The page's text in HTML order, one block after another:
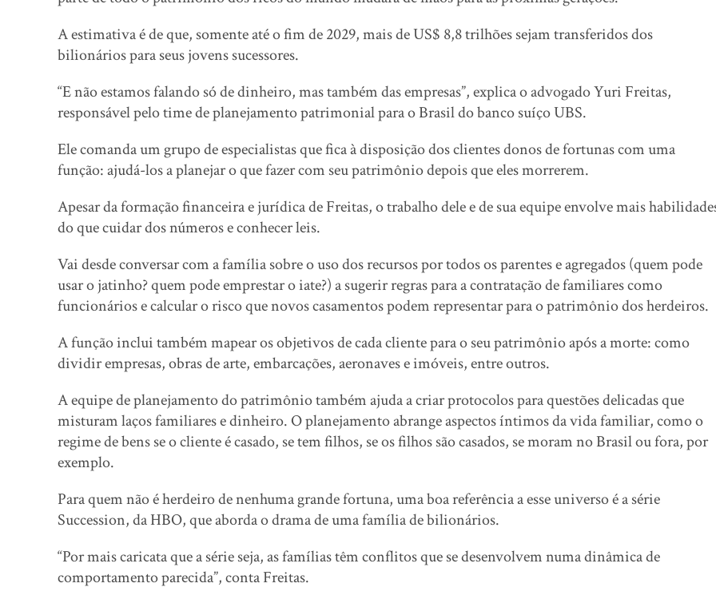
A estimativa é de que, somente até o fim de 2029, mais de US$ 8,8 trilhões sejam transferidos dos
bilionários para seus jovens sucessores.
“E não estamos falando só de dinheiro, mas também das empresas”, explica o advogado Yuri Freitas,
responsável pelo time de planejamento patrimonial para o Brasil do banco suíço UBS.
Ele comanda um grupo de especialistas que fica à disposição dos clientes donos de fortunas com uma
função: ajudá-los a planejar o que fazer com seu patrimônio depois que eles morrerem.
Apesar da formação financeira e jurídica de Freitas, o trabalho dele e de sua equipe envolve mais
do que cuidar dos números e conhecer leis.
Vai desde conversar com a família sobre o uso dos recursos por todos os parentes e agregados (quem pode
usar o jatinho? quem pode emprestar o iate?) a sugerir regras para a contratação de familiares como
funcionários e calcular o risco que novos casamentos podem representar para o patrimônio dos herdeiros.
A função inclui também mapear os objetivos de cada cliente para o seu patrimônio após a morte: como
dividir empresas, obras de arte, embarcações, aeronaves e imóveis, entre outros.
A equipe de planejamento do patrimônio também ajuda a criar protocolos para questões delicadas que
misturam laços familiares e dinheiro. O planejamento abrange aspectos íntimos da vida familiar, como o
regime de bens se o cliente é casado, se tem filhos, se os filhos são casados, se moram no Brasil ou fora, por
exemplo.
Para quem não é herdeiro de nenhuma grande fortuna, uma boa referência a esse universo é a série
Succession, da HBO, que aborda o drama de uma família de bilionários.
“Por mais caricata que a série seja, as famílias têm conflitos que se desenvolvem numa dinâmica de
comportamento parecida”, conta Freitas.